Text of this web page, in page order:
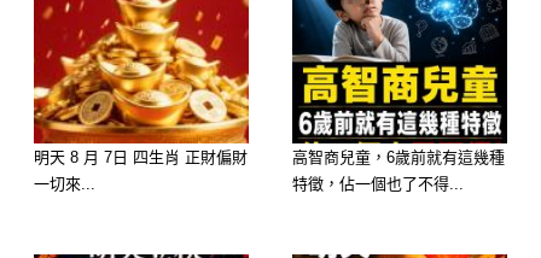
明天 8 月 7日 四生肖 正財偏財
一切來...
高智商兒童，6歲前就有這幾種
特徵，佔一個也了不得...